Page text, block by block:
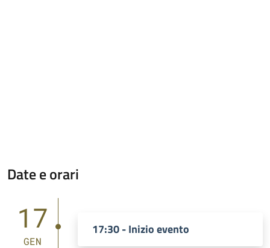
Date e orari
17
GEN
17:30 - Inizio evento